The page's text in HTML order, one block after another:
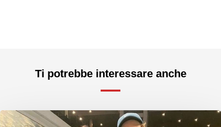
Ti potrebbe interessare anche